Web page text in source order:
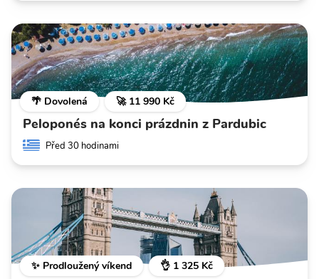
🌴 Dovolená 🚀 11 990 Kč
Peloponés na konci prázdnin z Pardubic
Před 30 hodinami
✨ Prodloužený víkend 👌 1 325 Kč